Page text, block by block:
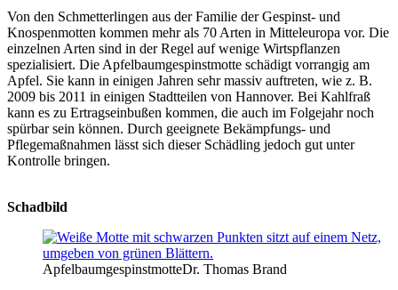
Von den Schmetterlingen aus der Familie der Gespinst- und
Knospenmotten kommen mehr als 70 Arten in Mitteleuropa vor. Die
einzelnen Arten sind in der Regel auf wenige Wirtspflanzen
spezialisiert. Die Apfelbaumgespinstmotte schädigt vorrangig am
Apfel. Sie kann in einigen Jahren sehr massiv auftreten, wie z. B.
2009 bis 2011 in einigen Stadtteilen von Hannover. Bei Kahlfraß
kann es zu Ertragseinbußen kommen, die auch im Folgejahr noch
spürbar sein können. Durch geeignete Bekämpfungs- und
Pflegemaßnahmen lässt sich dieser Schädling jedoch gut unter
Kontrolle bringen.
Schadbild
ApfelbaumgespinstmotteDr. Thomas Brand